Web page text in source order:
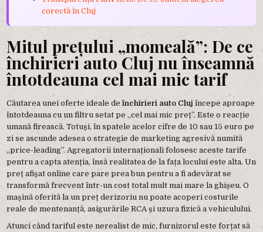
corectă în Cluj
Mitul prețului „momeală”: De ce
închirieri auto Cluj nu înseamnă
întotdeauna cel mai mic tarif
Căutarea unei oferte ideale deînchirieri auto Cluj începe aproape
întotdeauna cu un filtru setat pe „cel mai mic preț”. Este o reacție
umană firească. Totuși, în spatele acelor cifre de 10 sau 15 euro pe
zi se ascunde adesea o strategie de marketing agresivă numită
„price-leading”. Agregatorii internaționali folosesc aceste tarife
pentru a capta atenția, însă realitatea de la fața locului este alta. Un
preț afișat online care pare prea bun pentru a fi adevărat se
transformă frecvent într-un cost total mult mai mare la ghișeu. O
mașină oferită la un preț derizoriu nu poate acoperi costurile
reale de mentenanță, asigurările RCA și uzura fizică a vehiculului.
Atunci când tariful este nerealist de mic, furnizorul este forțat să